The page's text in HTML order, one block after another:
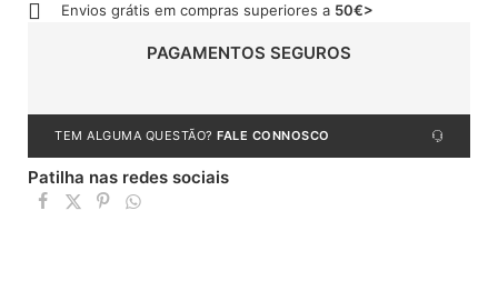
Envios grátis em compras superiores a 50€>
PAGAMENTOS SEGUROS
TEM ALGUMA QUESTÃO? FALE CONNOSCO
Patilha nas redes sociais